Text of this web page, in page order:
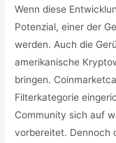
Wenn diese
Potenzial, einer der
werden. Auch die
amerikanische
bringen.
Filterkategorie
Community sich auf
vorbereitet. Dennoch